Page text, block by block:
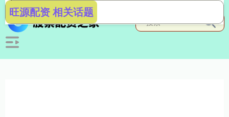
旺源配资 相关话题